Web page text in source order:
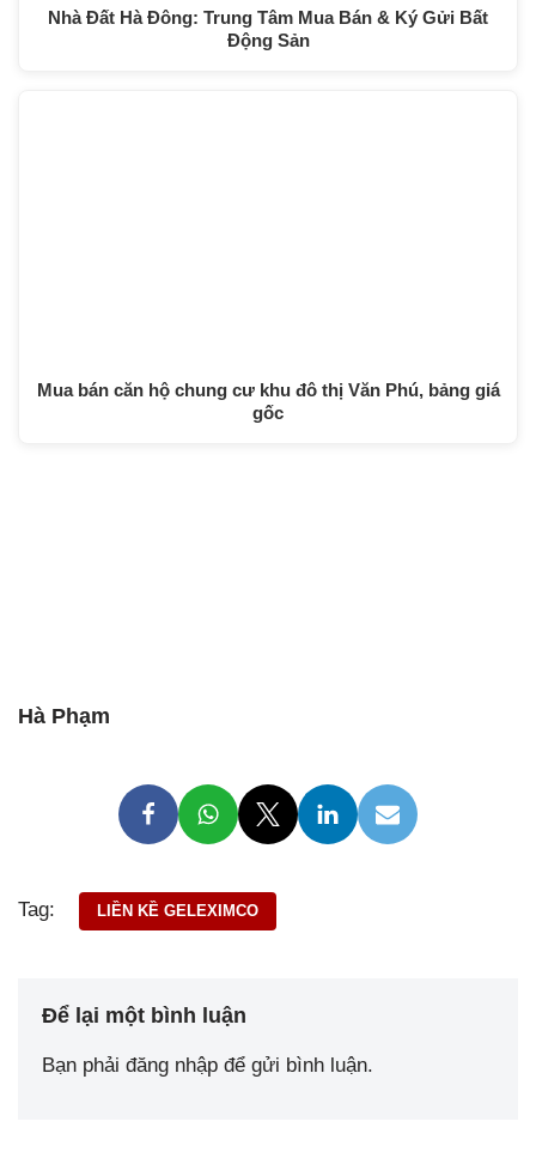
Nhà Đất Hà Đông: Trung Tâm Mua Bán & Ký Gửi Bất
Động Sản
Mua bán căn hộ chung cư khu đô thị Văn Phú, bảng giá
gốc
Hà Phạm
Tag: LIỀN KỀ GELEXIMCO
Để lại một bình luận
Bạn phải đăng nhập để gửi bình luận.